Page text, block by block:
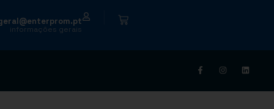
informações gerais